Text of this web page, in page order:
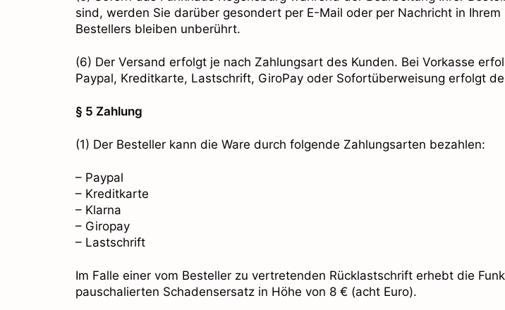
sind, werden Sie darüber gesondert per E-Mail oder per Nachricht in
Bestellers bleiben unberührt.
(6) Der Versand erfolgt je nach Zahlungsart des Kunden. Bei Vorkasse
Paypal, Kreditkarte, Lastschrift, GiroPay oder Sofortüberweisung erfolgt
§ 5 Zahlung
(1) Der Besteller kann die Ware durch folgende Zahlungsarten bezahlen:
– Paypal
– Kreditkarte
– Klarna
– Giropay
– Lastschrift
Im Falle einer vom Besteller zu vertretenden Rücklastschrift erhebt die
pauschalierten Schadensersatz in Höhe von 8 € (acht Euro).